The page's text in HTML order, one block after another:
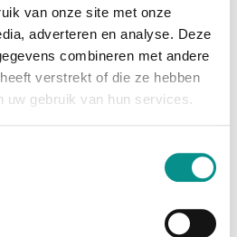
van onze site met onze
adverteren en analyse. Deze
combineren met andere
verstrekt of die ze hebben
uw gebruik van hun services.
4 poorten.